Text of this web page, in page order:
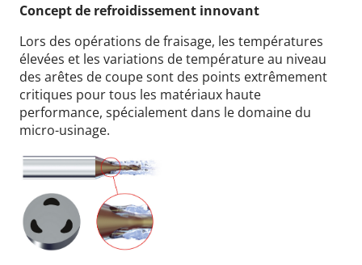
Concept de refroidissement innovant
Lors des opérations de fraisage, les températures
élevées et les variations de température au niveau
des arêtes de coupe sont des points extrêmement
critiques pour tous les matériaux haute
performance, spécialement dans le domaine du
micro-usinage.